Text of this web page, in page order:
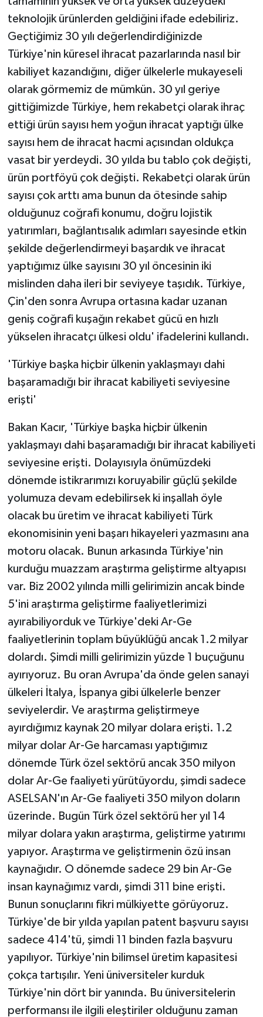
teknolojik ürünlerden geldiğini ifade edebiliriz.
Geçtiğimiz 30 yılı değerlendirdiğinizde
Türkiye'nin küresel ihracat pazarlarında nasıl bir
kabiliyet kazandığını, diğer ülkelerle mukayeseli
olarak görmemiz de mümkün. 30 yıl geriye
gittiğimizde Türkiye, hem rekabetçi olarak ihraç
ettiği ürün sayısı hem yoğun ihracat yaptığı ülke
sayısı hem de ihracat hacmi açısından oldukça
vasat bir yerdeydi. 30 yılda bu tablo çok değişti,
ürün portföyü çok değişti. Rekabetçi olarak ürün
sayısı çok arttı ama bunun da ötesinde sahip
olduğunuz coğrafi konumu, doğru lojistik
yatırımları, bağlantısalık adımları sayesinde etkin
şekilde değerlendirmeyi başardık ve ihracat
yaptığımız ülke sayısını 30 yıl öncesinin iki
mislinden daha ileri bir seviyeye taşıdık. Türkiye,
Çin'den sonra Avrupa ortasına kadar uzanan
geniş coğrafi kuşağın rekabet gücü en hızlı
yükselen ihracatçı ülkesi oldu' ifadelerini kullandı.
'Türkiye başka hiçbir ülkenin yaklaşmayı dahi
başaramadığı bir ihracat kabiliyeti seviyesine
erişti'
Bakan Kacır, 'Türkiye başka hiçbir ülkenin
yaklaşmayı dahi başaramadığı bir ihracat kabiliyeti
seviyesine erişti. Dolayısıyla önümüzdeki
dönemde istikrarımızı koruyabilir güçlü şekilde
yolumuza devam edebilirsek ki inşallah öyle
olacak bu üretim ve ihracat kabiliyeti Türk
ekonomisinin yeni başarı hikayeleri yazmasını ana
motoru olacak. Bunun arkasında Türkiye'nin
kurduğu muazzam araştırma geliştirme altyapısı
var. Biz 2002 yılında milli gelirimizin ancak binde
5'ini araştırma geliştirme faaliyetlerimizi
ayırabiliyorduk ve Türkiye'deki Ar-Ge
faaliyetlerinin toplam büyüklüğü ancak 1.2 milyar
dolardı. Şimdi milli gelirimizin yüzde 1 buçuğunu
ayırıyoruz. Bu oran Avrupa'da önde gelen sanayi
ülkeleri İtalya, İspanya gibi ülkelerle benzer
seviyelerdir. Ve araştırma geliştirmeye
ayırdığımız kaynak 20 milyar dolara erişti. 1.2
milyar dolar Ar-Ge harcaması yaptığımız
dönemde Türk özel sektörü ancak 350 milyon
dolar Ar-Ge faaliyeti yürütüyordu, şimdi sadece
ASELSAN'ın Ar-Ge faaliyeti 350 milyon doların
üzerinde. Bugün Türk özel sektörü her yıl 14
milyar dolara yakın araştırma, geliştirme yatırımı
yapıyor. Araştırma ve geliştirmenin özü insan
kaynağıdır. O dönemde sadece 29 bin Ar-Ge
insan kaynağımız vardı, şimdi 311 bine erişti.
Bunun sonuçlarını fikri mülkiyette görüyoruz.
Türkiye'de bir yılda yapılan patent başvuru sayısı
sadece 414'tü, şimdi 11 binden fazla başvuru
yapılıyor. Türkiye'nin bilimsel üretim kapasitesi
çokça tartışılır. Yeni üniversiteler kurduk
Türkiye'nin dört bir yanında. Bu üniversitelerin
performansı ile ilgili eleştiriler olduğunu zaman